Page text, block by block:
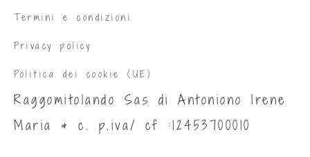
Termini e condizioni
Privacy policy
Politica dei cookie (UE)
Raggomitolando Sas di Antoniono Irene
Maria & c. p.iva/ cf :12453700010